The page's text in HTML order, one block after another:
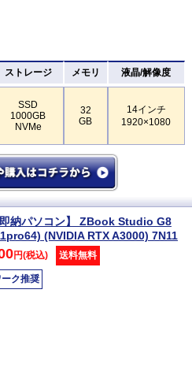
ストレージ メモリ 液晶/解像度
SSD
1000GB
NVMe
32
GB
14インチ
1920×1080
納パソコン】 ZBook Studio G8
(NVIDIA RTX A3000) 7N11
円(税込) 送料無料
ク推奨